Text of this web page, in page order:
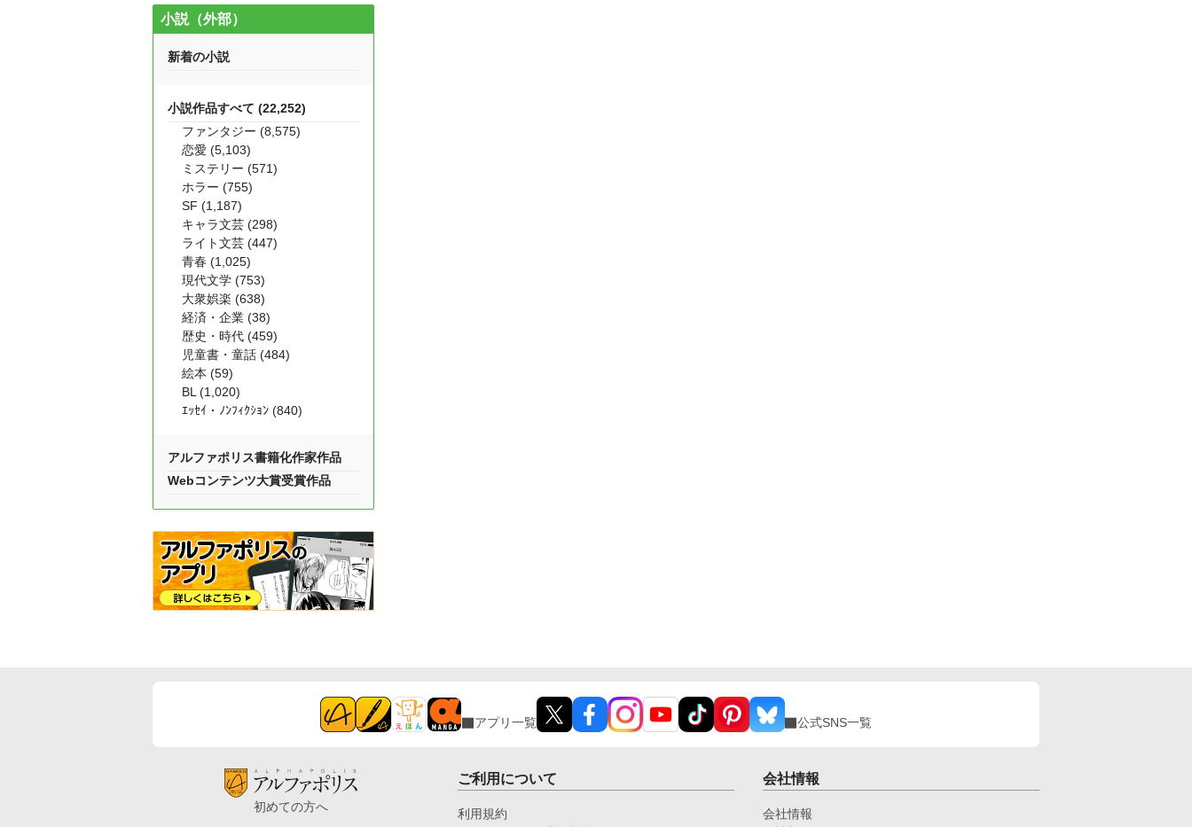
小説（外部）
新着の小説
小説作品すべて (22,252)
ファンタジー (8,575)
恋愛 (5,103)
ミステリー (571)
ホラー (755)
SF (1,187)
キャラ文芸 (298)
ライト文芸 (447)
青春 (1,025)
現代文学 (753)
大衆娯楽 (638)
経済・企業 (38)
歴史・時代 (459)
児童書・童話 (484)
絵本 (59)
BL (1,020)
ｴｯｾｲ・ﾉﾝﾌｨｸｼｮﾝ (840)
アルファポリス書籍化作家作品
Webコンテンツ大賞受賞作品
アプリ一覧 公式SNS一覧
初めての方へ
ご利用について
利用規約
会社情報
会社情報